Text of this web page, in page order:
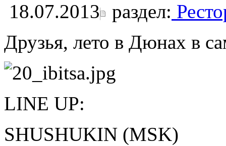
18.07.2013 раздел:
Друзья, лето в Дюнах в
LINE UP:
SHUSHUKIN (MSK)